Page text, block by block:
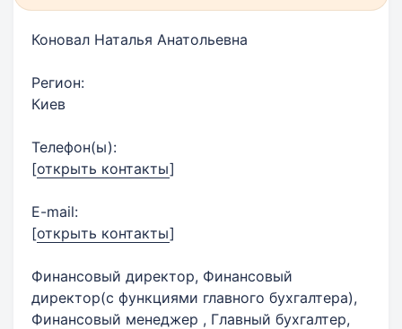
Коновал Наталья Анатольевна
Регион:
Киев
Телефон(ы):
[открыть контакты]
E-mail:
[открыть контакты]
Финансовый директор, Финансовый
директор(с функциями главного бухгалтера),
Финансовый менеджер , Главный бухгалтер,